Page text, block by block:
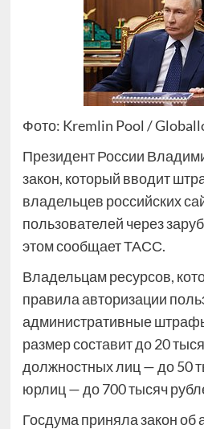
Фото: Kremlin Pool /
Президент России
закон, который вводит
владельцев российских
пользователей через
этом сообщает ТАСС.
Владельцам ресурсов,
правила авторизации
административные
размер составит до 20
должностных лиц — до 50
юрлиц — до 700 тысяч
Госдума приняла закон об